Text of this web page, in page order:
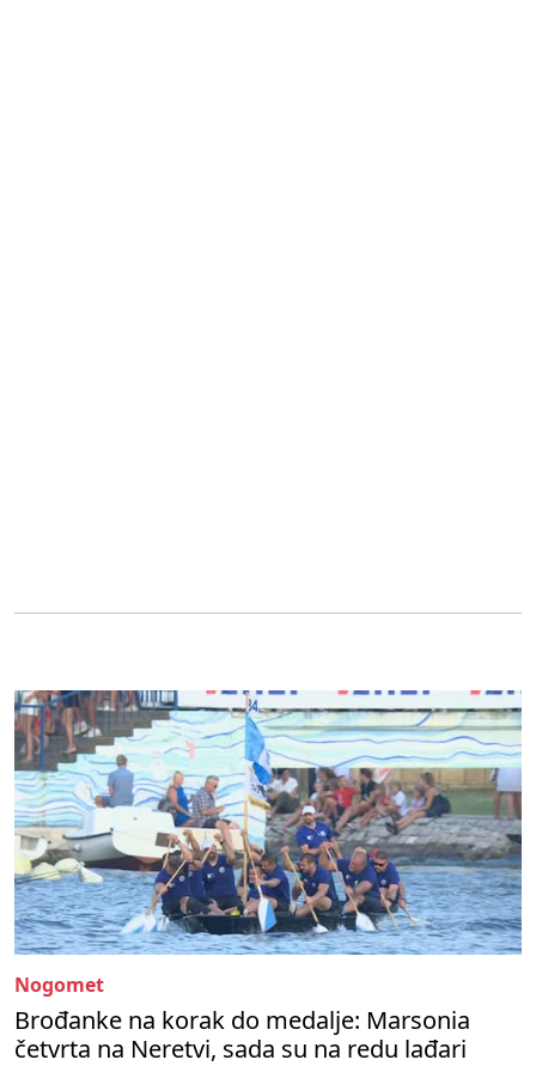
Nogomet
Brođanke na korak do medalje: Marsonia
četvrta na Neretvi, sada su na redu lađari